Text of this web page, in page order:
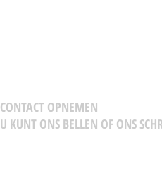
CONTACT OPNEMEN
U KUNT ONS BELLEN OF ONS